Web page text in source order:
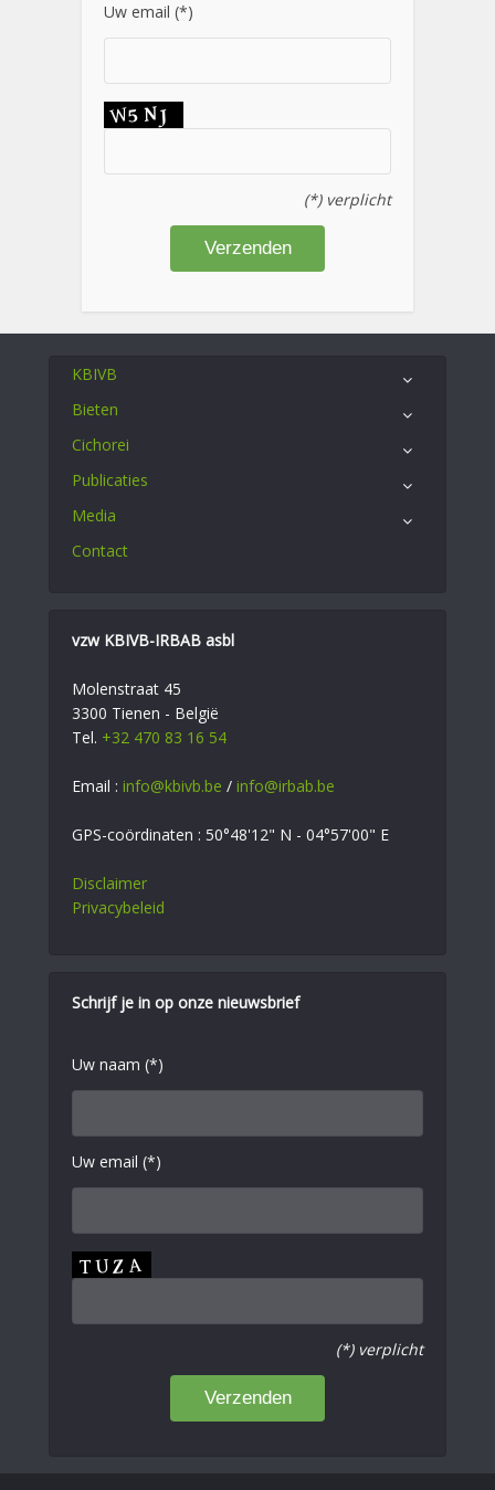
Uw email (*)
(*) verplicht
KBIVB
Bieten
Cichorei
Publicaties
Media
Contact
vzw KBIVB-IRBAB asbl
Molenstraat 45
3300 Tienen - België
Tel. +32 470 83 16 54
Email : info@kbivb.be / info@irbab.be
GPS-coördinaten : 50°48'12" N - 04°57'00" E
Disclaimer
Privacybeleid
Schrijf je in op onze nieuwsbrief
Uw naam (*)
Uw email (*)
(*) verplicht